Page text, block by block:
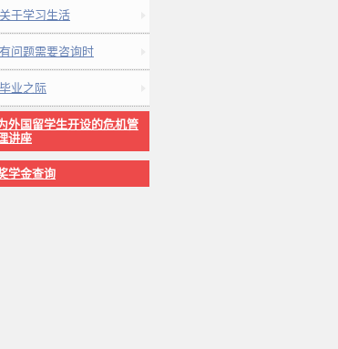
关于学习生活
有问题需要咨询时
毕业之际
外国留学生开设的危机管
讲座
学金查询